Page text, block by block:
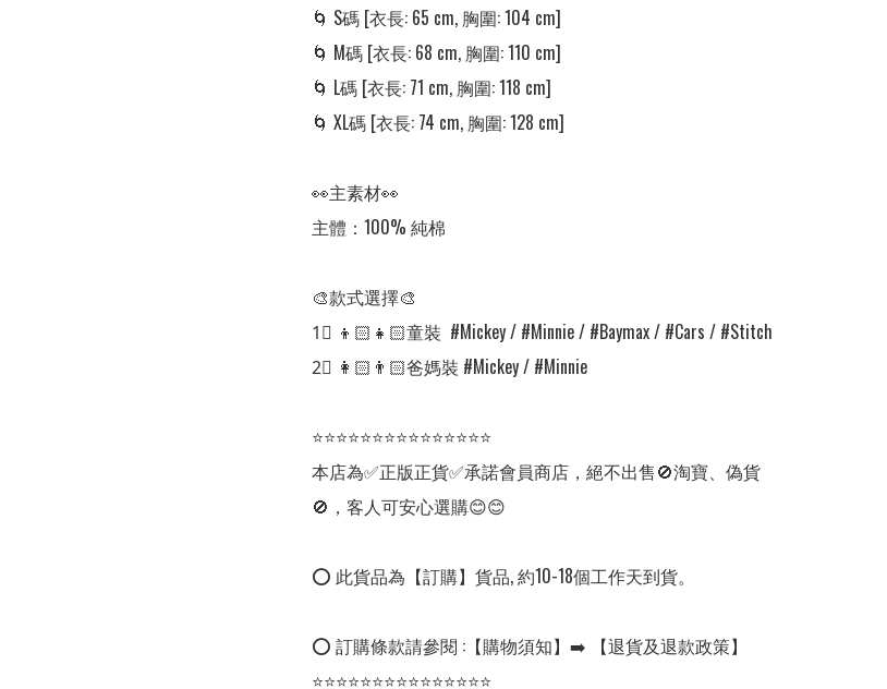
🌀 S碼 [衣長: 65 cm, 胸圍: 104 cm]
🌀 M碼 [衣長: 68 cm, 胸圍: 110 cm]
🌀 L碼 [衣長: 71 cm, 胸圍: 118 cm]
🌀 XL碼 [衣長: 74 cm, 胸圍: 128 cm]
👀主素材👀
主體：100% 純棉
🎨款式選擇🎨
1⃣ 👦🏻👧🏻童裝  #Mickey / #Minnie / #Baymax / #Cars / #Stitch
2⃣ 👩🏻👨🏻爸媽裝 #Mickey / #Minnie
⭐⭐⭐⭐⭐⭐⭐⭐⭐⭐⭐⭐⭐⭐⭐
本店為✅正版正貨✅承諾會員商店，絕不出售🚫淘寶、偽貨
🚫，客人可安心選購😊😊
⭕ 此貨品為【訂購】貨品, 約10-18個工作天到貨。
⭕ 訂購條款請參閱 :【購物須知】➡️ 【退貨及退款政策】
⭐⭐⭐⭐⭐⭐⭐⭐⭐⭐⭐⭐⭐⭐⭐